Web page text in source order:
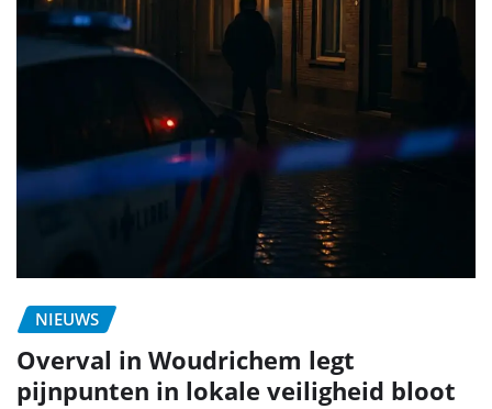
NIEUWS
Overval in Woudrichem legt
pijnpunten in lokale veiligheid bloot